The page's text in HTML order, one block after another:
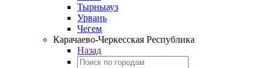
Тырныауз
Урвань
Чегем
Карачаево-Черкесская Республика
Назад